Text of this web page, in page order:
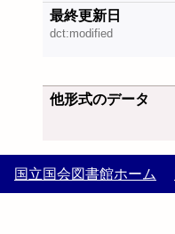
最終更新日
dct:modified
他形式のデータ
国立国会図書館ホーム